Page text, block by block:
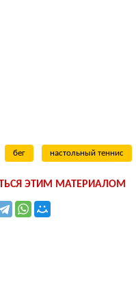
бег настольный теннис
ЭТИМ МАТЕРИАЛОМ